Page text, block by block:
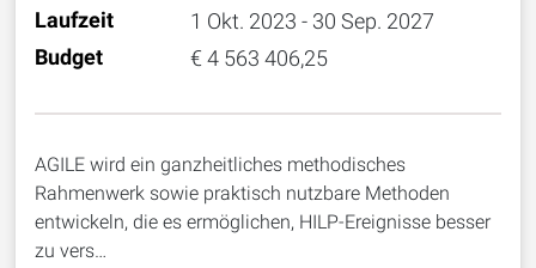
Laufzeit 1 Okt. 2023 - 30 Sep. 2027
Budget € 4 563 406,25
AGILE wird ein ganzheitliches methodisches
Rahmenwerk sowie praktisch nutzbare Methoden
entwickeln, die es ermöglichen, HILP-Ereignisse besser
zu vers…